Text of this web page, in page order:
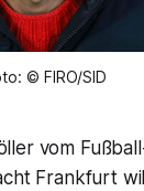
© FIRO/SID
vom
Frankfurt